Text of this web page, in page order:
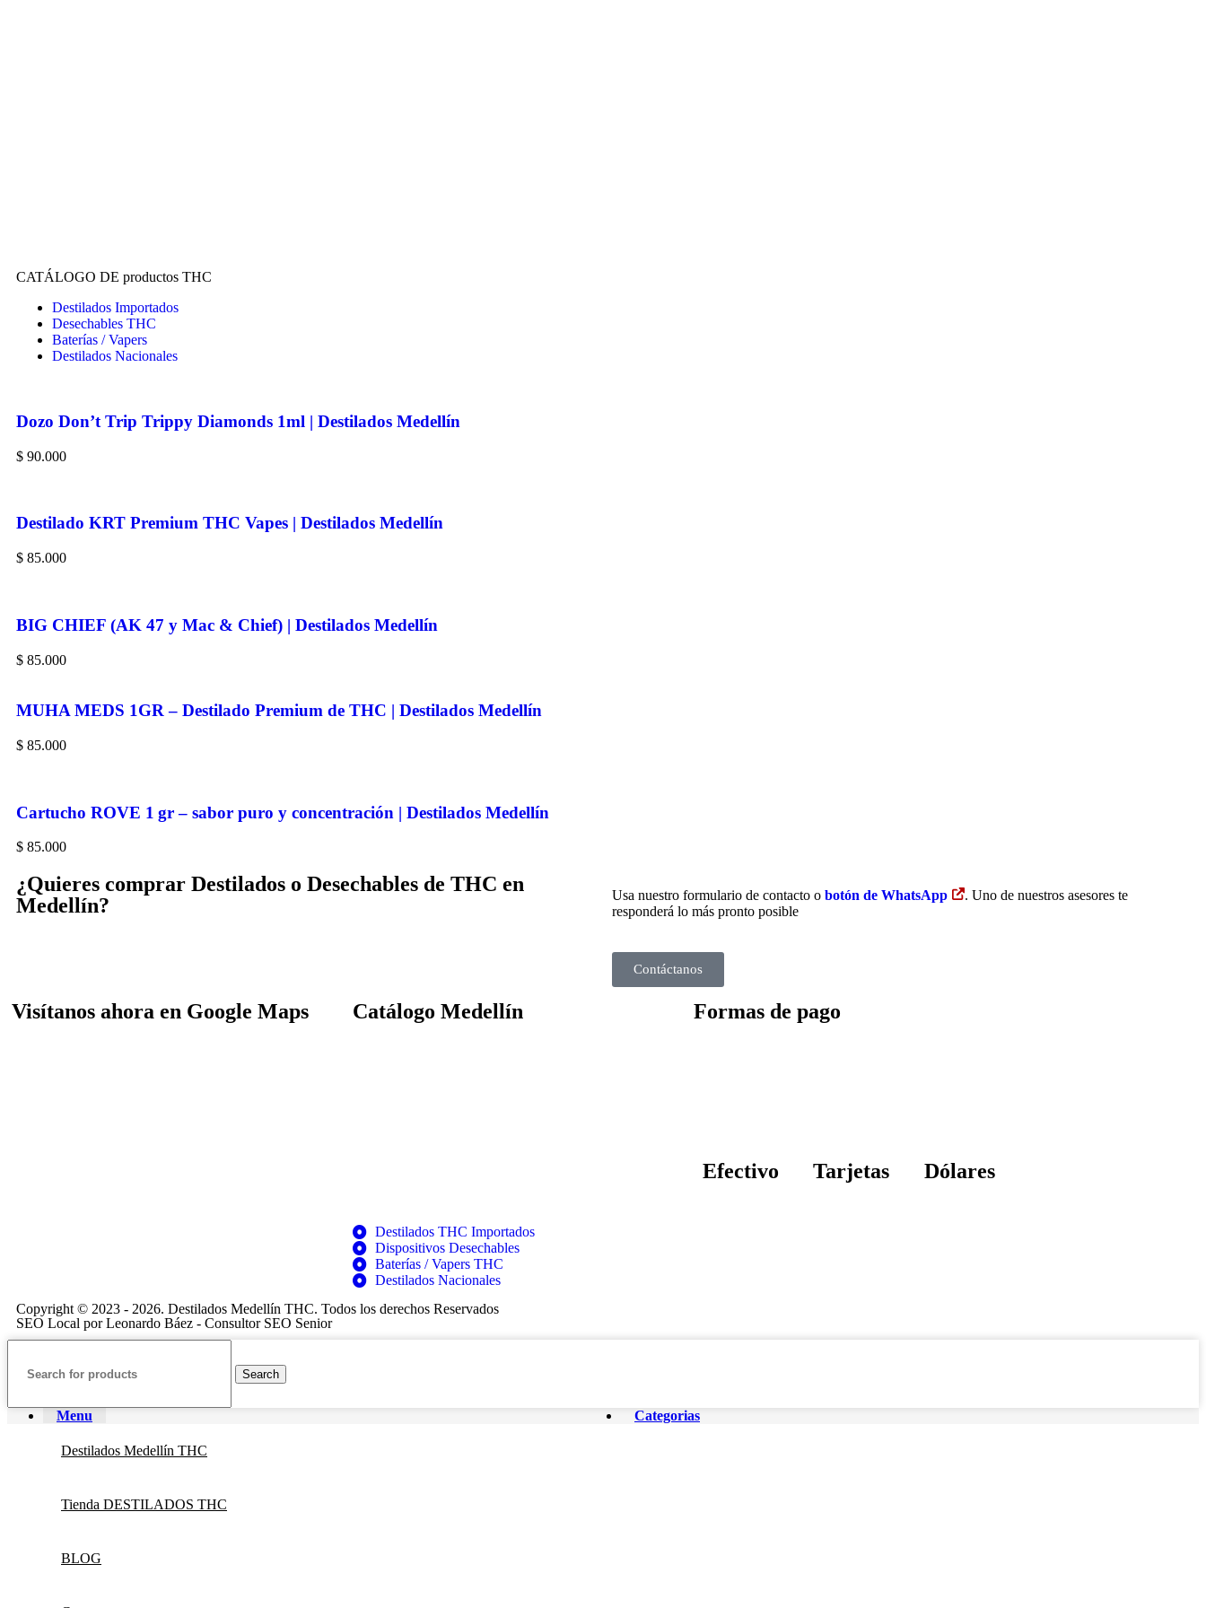
CATÁLOGO DE productos THC
Destilados Importados
Desechables THC
Baterías / Vapers
Destilados Nacionales
Dozo Don’t Trip Trippy Diamonds 1ml | Destilados Medellín
$ 90.000
Destilado KRT Premium THC Vapes | Destilados Medellín
$ 85.000
BIG CHIEF (AK 47 y Mac & Chief) | Destilados Medellín
$ 85.000
MUHA MEDS 1GR – Destilado Premium de THC | Destilados Medellín
$ 85.000
Cartucho ROVE 1 gr – sabor puro y concentración | Destilados Medellín
$ 85.000
¿Quieres comprar Destilados o Desechables de THC en
Medellín?
Usa nuestro formulario de contacto o botón de WhatsApp
. Uno de nuestros asesores te
responderá lo más pronto posible
Contáctanos
Visítanos ahora en Google Maps Catálogo Medellín
Destilados THC Importados
Dispositivos Desechables
Baterías / Vapers THC
Destilados Nacionales
Formas de pago
Efectivo Tarjetas Dólares
Copyright © 2023 - 2026. Destilados Medellín THC. Todos los derechos Reservados
SEO Local porLeonardo Báez - Consultor SEO Senior
Search
Menu Categorias
Destilados Medellín THC
Tienda DESTILADOS THC
BLOG